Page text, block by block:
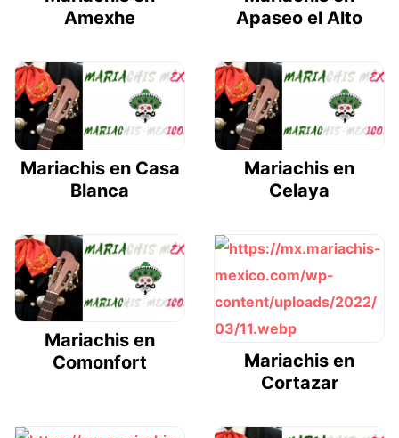
Amexhe
Apaseo el Alto
Mariachis en Casa
Blanca
Mariachis en
Celaya
Mariachis en
Comonfort
Mariachis en
Cortazar